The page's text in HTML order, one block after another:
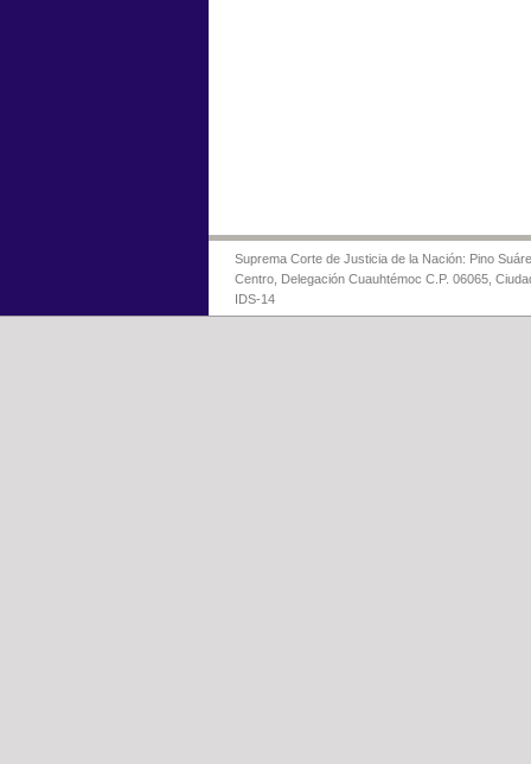
Suprema Corte de Justicia de la Nación: Pino
Centro, Delegación Cuauhtémoc C.P. 06065,
IDS-14